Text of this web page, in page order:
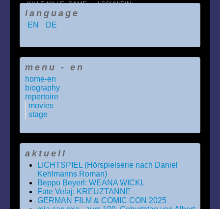
KILLE KILLE, DAME und SCHWEIN
language
EN DE
menu - en
home-en
biography
repertoire
movies
stage
aktuell
LICHTSPIEL (Hörspielserie nach Daniel
Kehlmanns Roman)
Beppo Beyerl: WEANA WICKL
Fate Velaj: KREUZTANNE
GERMAN FILM & COMIC CON 2025